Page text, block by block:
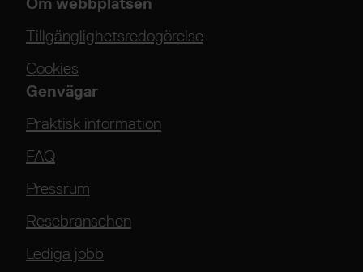
Tillgänglighetsredogörelse
Cookies
Genvägar
Praktisk information
FAQ
Pressrum
Resebranschen
Lediga jobb